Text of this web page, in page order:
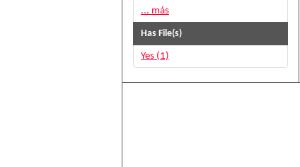
... más
Has File(s)
Yes (1)